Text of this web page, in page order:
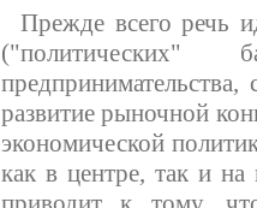
Прежде всего речь
("политических"
развитие рыночной
экономической
как в центре, так и на